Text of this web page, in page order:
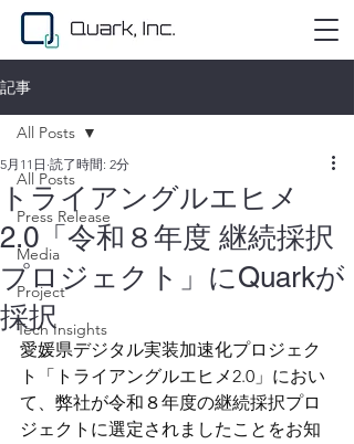
記事
All Posts
Press Release
Media
Project
Tech Insights
All Posts
トライアングルエヒメ
2.0「令和８年度 継続採択
プロジェクト」にQuarkが
採択
5月11日 読了時間: 2分
愛媛県デジタル実装加速化プロジェク
ト「トライアングルエヒメ2.0」におい
て、弊社が令和８年度の継続採択プロ
ジェクトに選定されましたことをお知